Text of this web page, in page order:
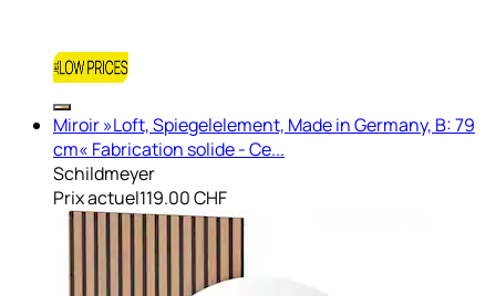
Miroir »Loft, Spiegelelement, Made in Germany, B: 79
cm« Fabrication solide - Ce...
Schildmeyer
Prix actuel119.00 CHF